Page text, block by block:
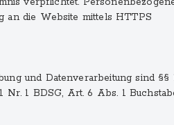
an die Website mittels HTTPS
und Datenverarbeitung sind §§
Nr. 1 BDSG, Art. 6 Abs. 1